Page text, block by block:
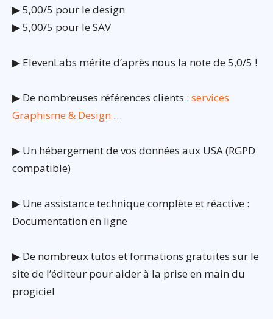
▶ 5,00/5 pour le design
▶ 5,00/5 pour le SAV
▶ ElevenLabs mérite d’après nous la note de 5,0/5 !
▶ De nombreuses références clients : services
Graphisme & Design …
▶ Un hébergement de vos données aux USA (RGPD
compatible)
▶ Une assistance technique complète et réactive :
Documentation en ligne
▶ De nombreux tutos et formations gratuites sur le
site de l’éditeur pour aider à la prise en main du
progiciel